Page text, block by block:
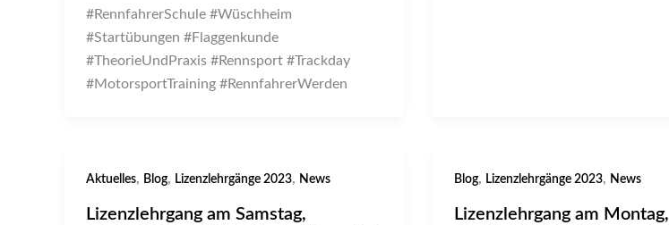
#RennfahrerSchule #Wüschheim
#Startübungen #Flaggenkunde
#TheorieUndPraxis #Rennsport #Trackday
#MotorsportTraining #RennfahrerWerden
Aktuelles, Blog, Lizenzlehrgänge 2023, News
Lizenzlehrgang am Samstag,
Blog, Lizenzlehrgänge 2023, News
Lizenzlehrgang am Montag,